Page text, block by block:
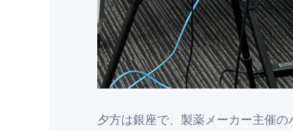
夕方は銀座で、製薬メーカー主催